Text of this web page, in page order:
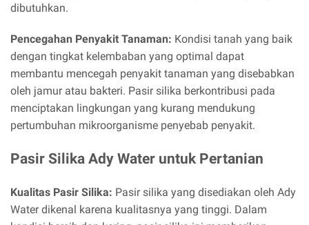
dibutuhkan.
Pencegahan Penyakit Tanaman: Kondisi tanah yang baik
dengan tingkat kelembaban yang optimal dapat
membantu mencegah penyakit tanaman yang disebabkan
oleh jamur atau bakteri. Pasir silika berkontribusi pada
menciptakan lingkungan yang kurang mendukung
pertumbuhan mikroorganisme penyebab penyakit.
Pasir Silika Ady Water untuk Pertanian
Kualitas Pasir Silika: Pasir silika yang disediakan oleh Ady
Water dikenal karena kualitasnya yang tinggi. Dalam